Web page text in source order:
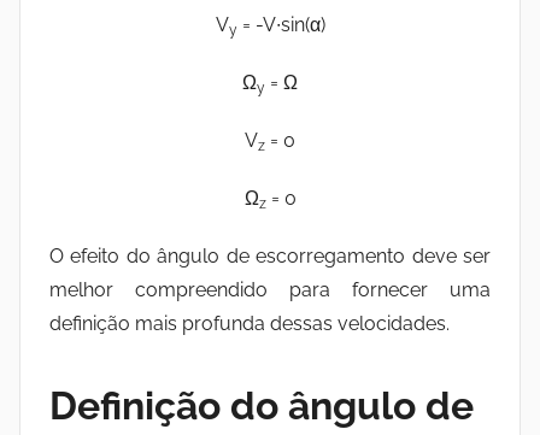
Vy = -V∙sin(α)
Ωy = Ω
Vz = 0
Ωz= 0
O efeito do ângulo de escorregamento deve ser
melhor compreendido para fornecer uma
definição mais profunda dessas velocidades.
Definição do ângulo de